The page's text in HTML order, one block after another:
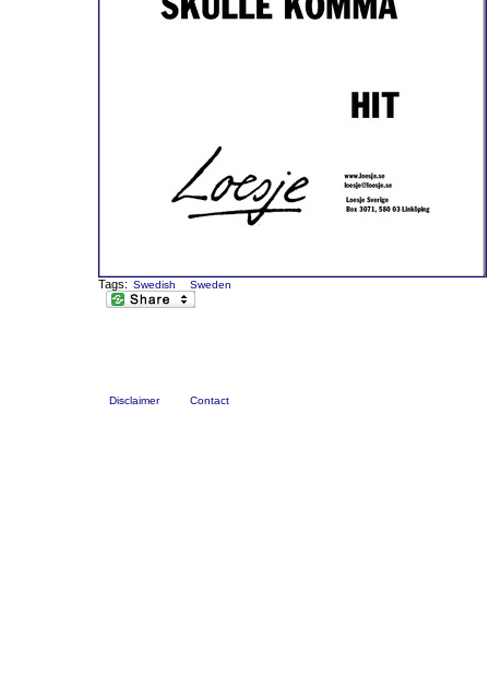
Tags: Swedish Sweden
Disclaimer Contact